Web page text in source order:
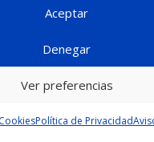
Aceptar
Denegar
Ver preferencias
Política de Privacidad
– 46100 Burjassot